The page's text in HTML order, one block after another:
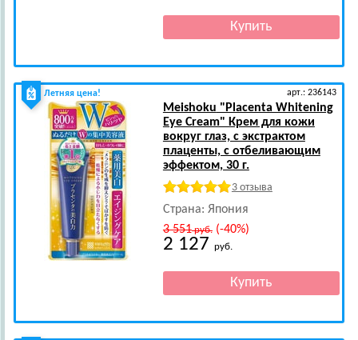
Летняя цена! арт.: 236143
Meishoku "Placenta Whitening
Eye Cream" Крем для кожи
вокруг глаз, с экстрактом
плаценты, с отбеливающим
эффектом, 30 г.
3 отзыва
Страна: Япония
3 551руб.(-40%)
2 127 руб.